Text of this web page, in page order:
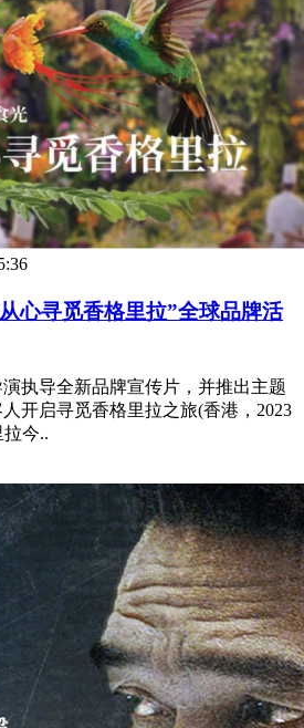
心寻觅香格里拉”全球品牌活
执导全新品牌宣传片，并推出主题
开启寻觅香格里拉之旅(香港，2023
今..